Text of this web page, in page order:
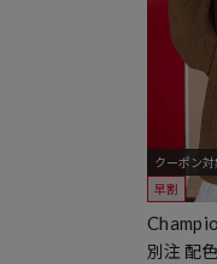
クーポン対
早割
別注 配